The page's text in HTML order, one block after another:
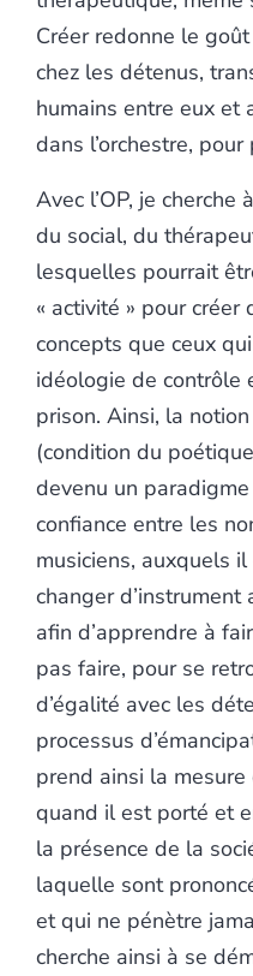
Créer redonne le
chez les détenus,
humains entre eux et
dans l’orchestre,
Avec l’OP, je
du social, du
lesquelles pourrait
« activité » pour créer
concepts que ceux
idéologie de contrôle
prison. Ainsi, la
(condition du
devenu un
confiance entre les
musiciens, auxquels
changer d’instrument
afin d’apprendre à
pas faire, pour se
d’égalité avec les
processus
prend ainsi la
quand il est porté et
la présence de la
laquelle sont
et qui ne pénètre
cherche ainsi à se